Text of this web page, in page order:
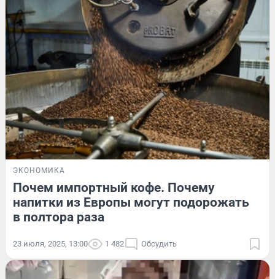
ЭКОНОМИКА
Почем импортный кофе. Почему
напитки из Европы могут подорожать
в полтора раза
23 июля, 2025, 13:00 1 482 Обсудить